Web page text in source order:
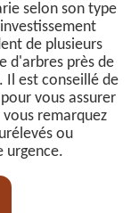
selon son type
de plusieurs
d'arbres près de
Il est conseillé de
vous assurer
remarquez
ou
urgence.